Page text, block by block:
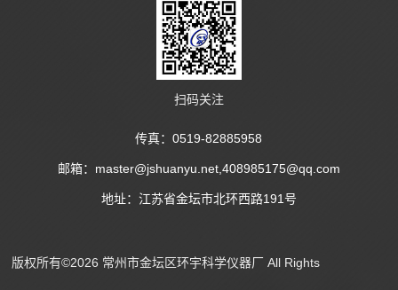
扫码关注
传真：0519-82885958
邮箱：master@jshuanyu.net,408985175@qq.com
地址：江苏省金坛市北环西路191号
版权所有©2026 常州市金坛区环宇科学仪器厂 All Rights